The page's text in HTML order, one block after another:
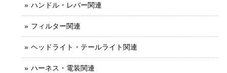
ハンドル・レバー関連
フィルター関連
ヘッドライト・テールライト関連
ハーネス・電装関連